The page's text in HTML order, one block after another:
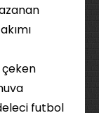
futbol